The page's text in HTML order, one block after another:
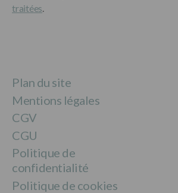
traitées
Plan du site
Mentions légales
CGV
CGU
Politique de
confidentialité
Politique de cookies